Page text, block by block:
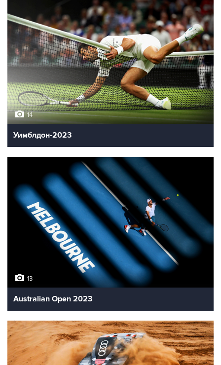
14
Уимблдон-2023
13
Australian Open 2023